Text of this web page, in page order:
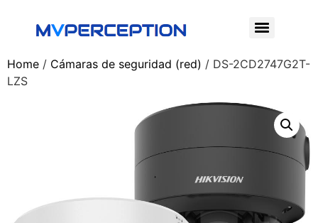
Home / Cámaras de seguridad (red) / DS-2CD2747G2T-
LZS